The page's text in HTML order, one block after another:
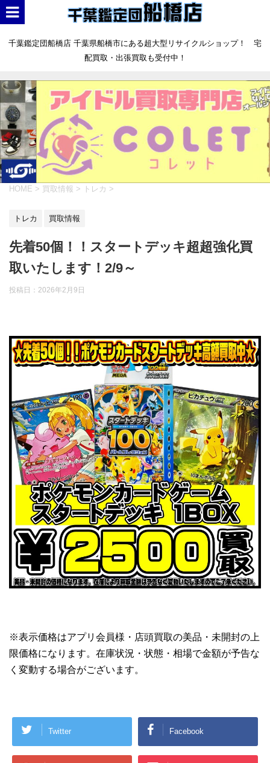
千葉鑑定団船橋店 千葉県船橋市にある超大型リサイクルショップ！ 宅
配買取・出張買取も受付中！
HOME > 買取情報 > トレカ >
トレカ 買取情報
先着50個！！スタートデッキ超超強化買
取いたします！2/9～
投稿日： 2026年2月9日
※表示価格はアプリ会員様・店頭買取の美品・未開封の上
限価格になります。在庫状況・状態・相場で金額が予告な
く変動する場合がございます。
Twitter Facebook